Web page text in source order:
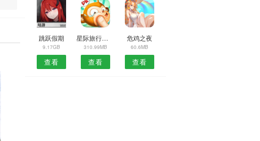
跳跃假期
9.17GB
查看
星际旅行者汉化版
310.99MB
查看
危鸡之夜
60.6MB
查看